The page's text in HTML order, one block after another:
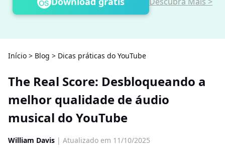
Início > Blog > Dicas práticas do YouTube
The Real Score: Desbloqueando a
melhor qualidade de áudio
musical do YouTube
William Davis | Atualizado em 11/10/2025